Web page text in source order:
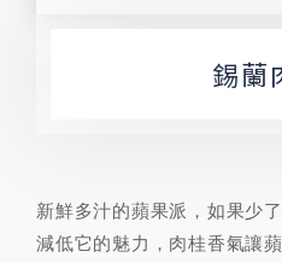
錫蘭
新鮮多汁的蘋果派，如果少
減低它的魅力，肉桂香氣讓